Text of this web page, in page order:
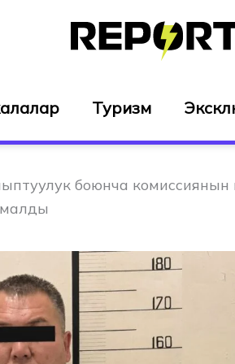
Туризм
боюнча комиссиянын